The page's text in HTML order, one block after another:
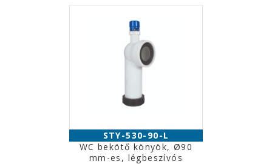
STY-530-90-L
WC bekötő könyök, Ø90
mm-es, légbeszívós